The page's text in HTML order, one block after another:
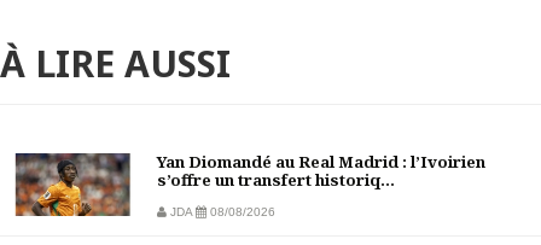
À LIRE AUSSI
Yan Diomandé au Real Madrid : l’Ivoirien
s’offre un transfert historiq...
JDA 08/08/2026